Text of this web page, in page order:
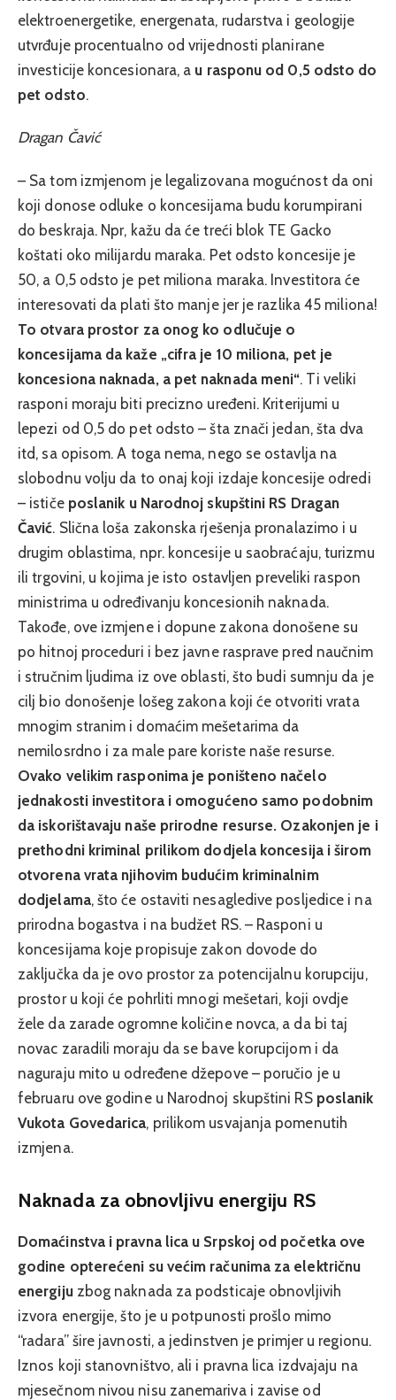
elektroenergetike, energenata, rudarstva i geologije
utvrđuje procentualno od vrijednosti planirane
investicije koncesionara, a u rasponu od 0,5 odsto do
pet odsto.
Dragan Čavić
– Sa tom izmjenom je legalizovana mogućnost da oni
koji donose odluke o koncesijama budu korumpirani
do beskraja. Npr, kažu da će treći blok TE Gacko
koštati oko milijardu maraka. Pet odsto koncesije je
50, a 0,5 odsto je pet miliona maraka. Investitora će
interesovati da plati što manje jer je razlika 45 miliona!
To otvara prostor za onog ko odlučuje o
koncesijama da kaže „cifra je 10 miliona, pet je
koncesiona naknada, a pet naknada meni“. Ti veliki
rasponi moraju biti precizno uređeni. Kriterijumi u
lepezi od 0,5 do pet odsto – šta znači jedan, šta dva
itd, sa opisom. A toga nema, nego se ostavlja na
slobodnu volju da to onaj koji izdaje koncesije odredi
– ističe poslanik u Narodnoj skupštini RS Dragan
Čavić. Slična loša zakonska rješenja pronalazimo i u
drugim oblastima, npr. koncesije u saobraćaju, turizmu
ili trgovini, u kojima je isto ostavljen preveliki raspon
ministrima u određivanju koncesionih naknada.
Takođe, ove izmjene i dopune zakona donošene su
po hitnoj proceduri i bez javne rasprave pred naučnim
i stručnim ljudima iz ove oblasti, što budi sumnju da je
cilj bio donošenje lošeg zakona koji će otvoriti vrata
mnogim stranim i domaćim mešetarima da
nemilosrdno i za male pare koriste naše resurse.
Ovako velikim rasponima je poništeno načelo
jednakosti investitora i omogućeno samo podobnim
da iskorištavaju naše prirodne resurse. Ozakonjen je i
prethodni kriminal prilikom dodjela koncesija i širom
otvorena vrata njihovim budućim kriminalnim
dodjelama, što će ostaviti nesagledive posljedice i na
prirodna bogastva i na budžet RS. – Rasponi u
koncesijama koje propisuje zakon dovode do
zaključka da je ovo prostor za potencijalnu korupciju,
prostor u koji će pohrliti mnogi mešetari, koji ovdje
žele da zarade ogromne količine novca, a da bi taj
novac zaradili moraju da se bave korupcijom i da
naguraju mito u određene džepove – poručio je u
februaru ove godine u Narodnoj skupštini RS poslanik
Vukota Govedarica, prilikom usvajanja pomenutih
izmjena.
Naknada za obnovljivu energiju RS
Domaćinstva i pravna lica u Srpskoj od početka ove
godine opterećeni su većim računima za električnu
energijuzbog naknada za podsticaje obnovljivih
izvora energije, što je u potpunosti prošlo mimo
“radara” šire javnosti, a jedinstven je primjer u regionu.
Iznos koji stanovništvo, ali i pravna lica izdvajaju na
mjesečnom nivou nisu zanemariva i zavise od